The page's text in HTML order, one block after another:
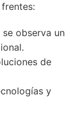
observa un
de
y